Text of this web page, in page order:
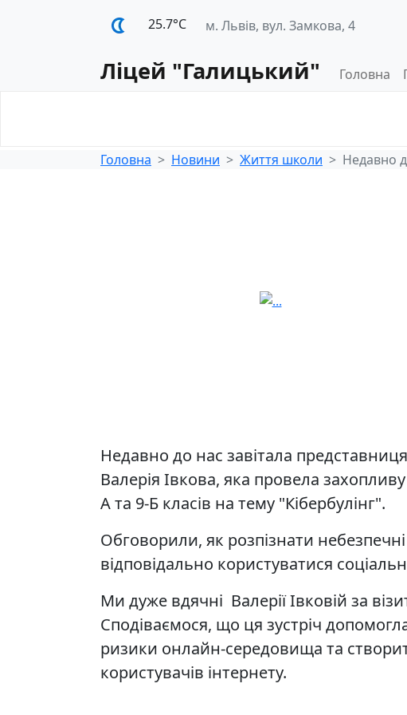
25.7°С м. Львів, вул. Замкова, 4
Ліцей "Галицький" Головна
Головна
Новини Життя школи Недавно
Недавно до нас завітала
Валерія Івкова, яка провела
А та 9-Б класів на тему "Кібербулінг".
Обговорили, як розпізнати
відповідально користуватися
Ми дуже вдячні Валерії Івковій за
Сподіваємося, що ця зустріч
ризики онлайн-середовища та
користувачів інтернету.